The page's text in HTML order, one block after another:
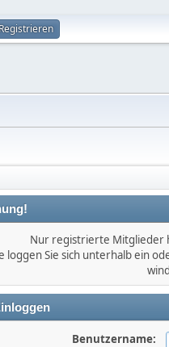
Nur registrierte Mitglieder
loggen Sie sich unterhalb ein
Benutzername: